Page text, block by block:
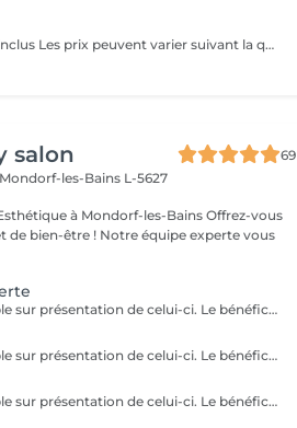
Shampoing et produits inclus Les prix peuvent varier suivant la quantité de travail
salon
69
Mondorf-les-Bains L-5627
à Mondorf-les-Bains Offrez-vous
de bien-être ! Notre équipe experte vous
Ce bon cadeau est valable sur présentation de celui-ci. Le bénéficiaire pourra librement choisir les prestations de son choix, selon ses envies et ses besoins, dans la limite du montant indiqué. Les bons cadeaux sont valables pendant une durée d’un an à compter de leur date d’émission. Nous proposons également des bons cadeaux personnalisés, préparés sur demande et disponibles au retrait directement au salon.
Ce bon cadeau est valable sur présentation de celui-ci. Le bénéficiaire pourra librement choisir les prestations de son choix, selon ses envies et ses besoins, dans la limite du montant indiqué. Les bons cadeaux sont valables pendant une durée d’un an à compter de leur date d’émission. Pour les entreprises et les professionnels, nous proposons également des bons cadeaux personnalisés, préparés sur demande et disponibles au retrait directement au salon.
Ce bon cadeau est valable sur présentation de celui-ci. Le bénéficiaire pourra librement choisir les prestations de son choix, selon ses envies et ses besoins, dans la limite du montant indiqué. Les bons cadeaux sont valables pendant une durée d’un an à compter de leur date d’émission. Pour les entreprises et les professionnels, nous proposons également des bons cadeaux personnalisés, préparés sur demande et disponibles au retrait directement au salon.